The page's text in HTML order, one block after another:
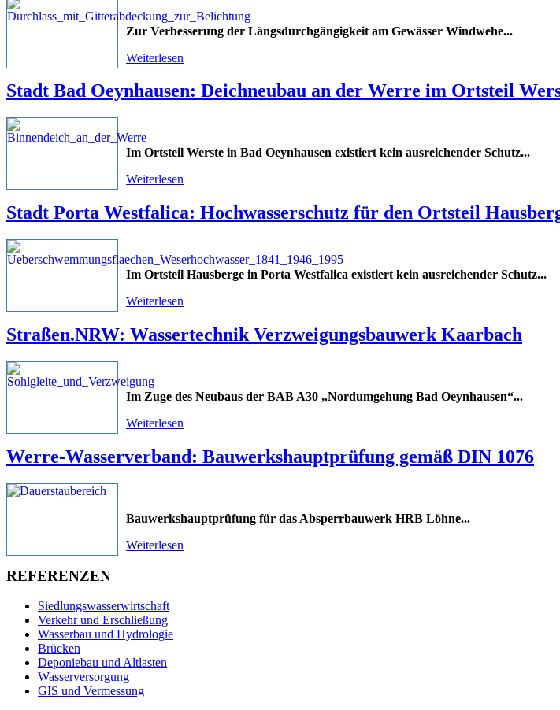
Zur Verbesserung der Längsdurchgängigkeit am Gewässer Windwehe...
Weiterlesen
Stadt Bad Oeynhausen: Deichneubau an der Werre im Ortsteil
Im Ortsteil Werste in Bad Oeynhausen existiert kein ausreichender Schutz...
Weiterlesen
Stadt Porta Westfalica: Hochwasserschutz für den Ortsteil
Im Ortsteil Hausberge in Porta Westfalica existiert kein ausreichender Schutz...
Weiterlesen
Straßen.NRW: Wassertechnik Verzweigungsbauwerk Kaarbach
Im Zuge des Neubaus der BAB A30 „Nordumgehung Bad Oeynhausen“...
Weiterlesen
Werre-Wasserverband: Bauwerkshauptprüfung gemäß DIN 1076
Bauwerkshauptprüfung für das Absperrbauwerk HRB Löhne...
Weiterlesen
REFERENZEN
Siedlungswasserwirtschaft
Verkehr und Erschließung
Wasserbau und Hydrologie
Brücken
Deponiebau und Altlasten
Wasserversorgung
GIS und Vermessung